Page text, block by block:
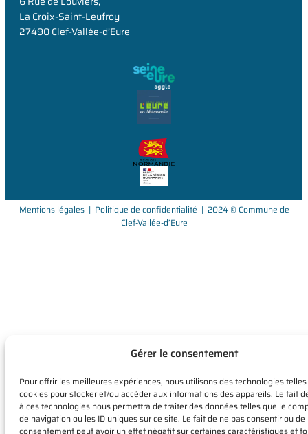
Gérer le consentement
Pour offrir les meilleures expériences, nous utilisons des technologies
cookies pour stocker et/ou accéder aux informations des appareils. Le fait
à ces technologies nous permettra de traiter des données telles que le
de navigation ou les ID uniques sur ce site. Le fait de ne pas consentir ou
consentement peut avoir un effet négatif sur certaines caractéristiques et
La Croix-Saint-Leufroy
27490 Clef-Vallée-d’Eure
Mentions légales| Politique de confidentialité | 2024 © Commune de
Clef-Vallée-d’Eure